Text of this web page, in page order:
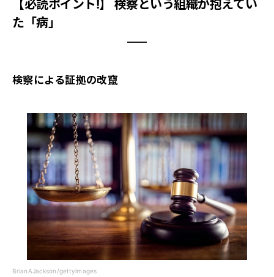
【必読ポイント!】 検察という組織が抱えてい
た「病」
検察による証拠の改竄
BrianAJackson/gettyimages